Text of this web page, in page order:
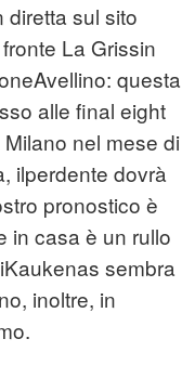
diretta sul sito
La Grissin
questa
alle final eight
nel mese di
ilperdente dovrà
pronostico è
in casa è un rullo
sembra
inoltre, in